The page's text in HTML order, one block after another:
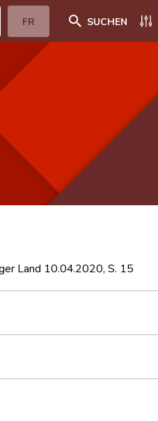
FR SUCHEN
Land 10.04.2020, S. 15